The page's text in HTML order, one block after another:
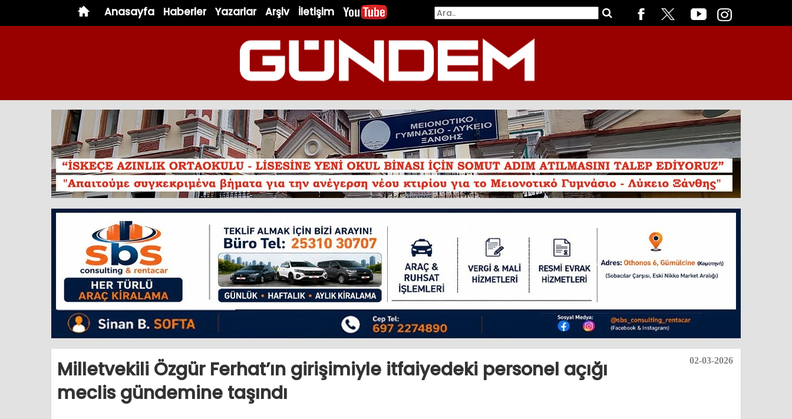
Anasayfa Haberler Yazarlar Arşiv İletişim
02-03-2026
Milletvekili Özgür Ferhat’ın girişimiyle itfaiyedeki personel açığı
meclis gündemine taşındı